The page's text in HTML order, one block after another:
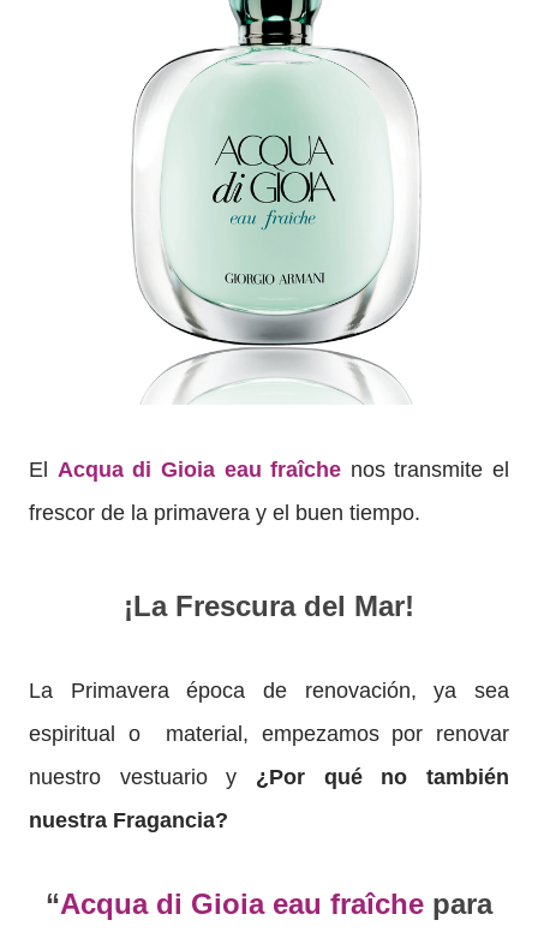
El Acqua di Gioia eau fraîche nos transmite el
frescor de la primavera y el buen tiempo.
¡La Frescura del Mar!
La Primaveraépoca de renovación, ya sea
espiritual o material, empezamos por renovar
nuestro vestuario y ¿Por qué no también
nuestra Fragancia?
“ Acqua di Gioia eau fraîche para